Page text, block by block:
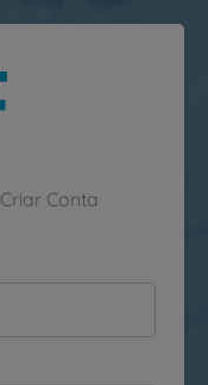
Criar Conta